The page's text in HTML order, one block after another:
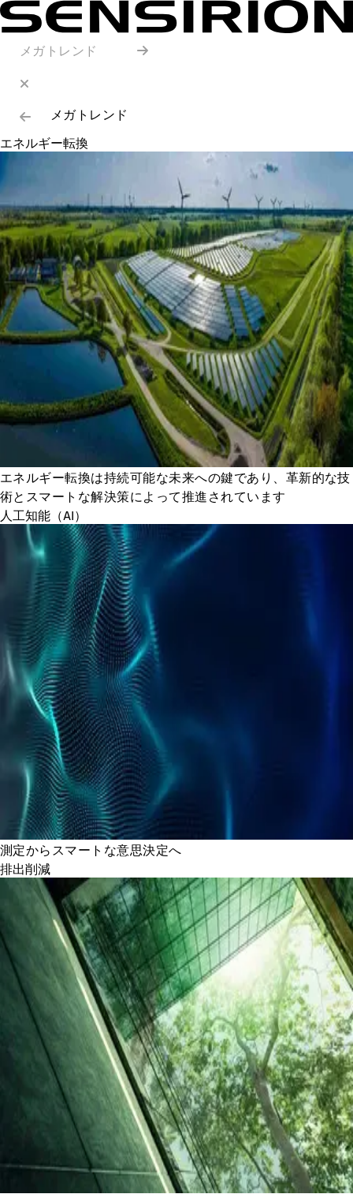
メガトレンド
メガトレンド
エネルギー転換
エネルギー転換は持続可能な未来への鍵であり、革新的な技
術とスマートな解決策によって推進されています
人工知能（AI）
測定からスマートな意思決定へ
排出削減